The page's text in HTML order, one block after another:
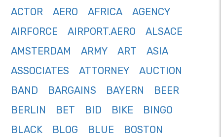
ACTOR
AERO AFRICA
AGENCY
AIRFORCE
AIRPORT.AERO
ALSACE
AMSTERDAM
ARMY ART
ASIA
ASSOCIATES
ATTORNEY
AUCTION
BAND
BARGAINS BAYERN
BEER
BERLIN
BET BID BIKE
BINGO
BLACK
BLOG BLUE
BOSTON